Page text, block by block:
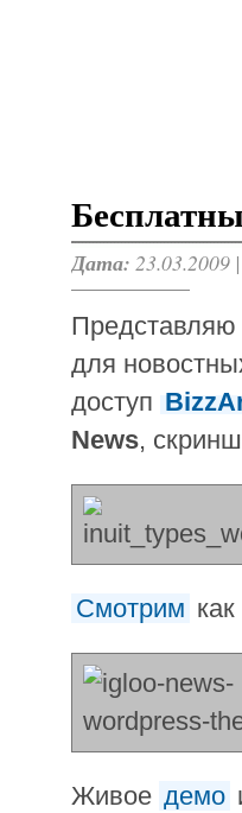
Дата: 23.03.2009 |
для
доступ
News,
Смотрим
Живое демо